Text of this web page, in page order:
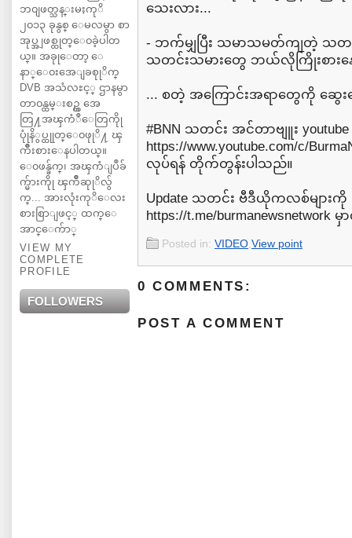
ဘ၀ျဖတ္သန္းမႈကုိ
၂၀၁၃ ခုနွစ္ ေမလမွာ စာ
အုပ္အျဖစ္ထုတ္ေ၀ခဲ့ပါတ
ယ္။ အခုုေတာ့ ေ
နာ္ေ၀းအေျခစုုိက္
DVB အသံလႊင့္ ဌာနမွာ
တာ၀န္ထမ္းစဥ္က အေ
တြ႔အၾကံဳေတြကိုု
ပုုံနိွပ္ထုုတ္ေ၀ဖုုိ႔ ၾ
ကိဳးစားေနပါတယ္။
ေ၀ဖန္ခ်က္၊ အၾကံျပဳခ်
က္မ်ားကိုု ၾကိဳဆုုိလ်ွ
က္... အားလုံးကုိေလး
စားစြာျဖင့္ ထက္ေ
အာင္ေက်ာ္
VIEW MY
COMPLETE
PROFILE
FOLLOWERS
သေးလား...
- ဘက်မျှပြီး သမာသမတ်ကျတဲ့ သတ
သတင်းသမားတွေ ဘယ်လိုကြိုးစား
... စတဲ့ အကြောင်းအရာတွေကို ဆွေး
#BNN သတင်း အင်တာဗျူး
⁦https://www.youtube.com/c/
လုပ်ရန် တိုက်တွန်းပါသည်။
Update သတင်း ဗီဒီယိုကလစ်များကို
⁦https://t.me/
Posted in: VIDEO View point
0 COMMENTS:
POST A COMMENT